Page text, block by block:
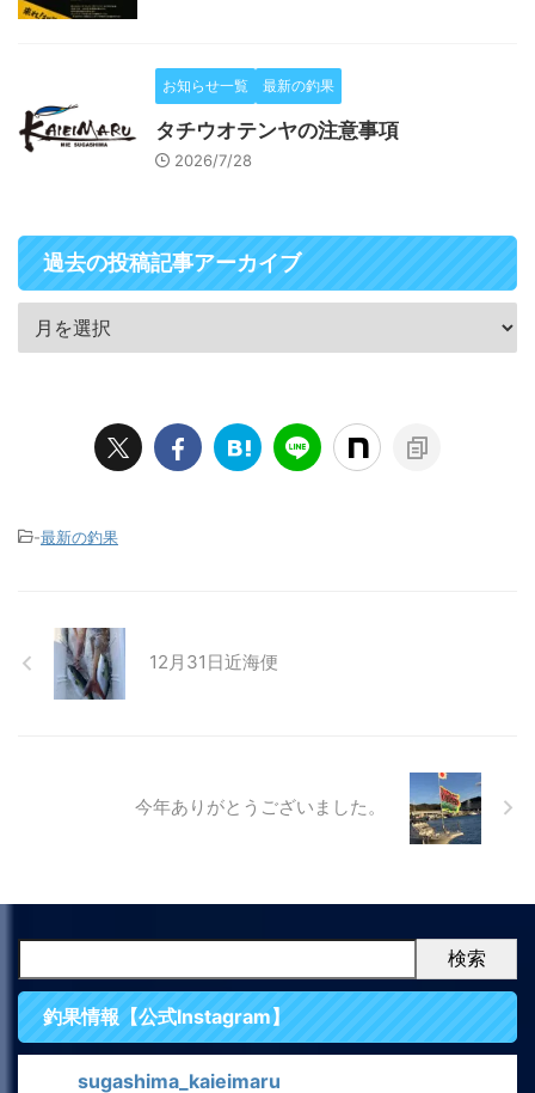
お知らせ一覧 最新の釣果
タチウオテンヤの注意事項
2026/7/28
過去の投稿記事アーカイブ
-最新の釣果
12月31日近海便
今年ありがとうございました。
検索
釣果情報【公式Instagram】
sugashima_kaieimaru